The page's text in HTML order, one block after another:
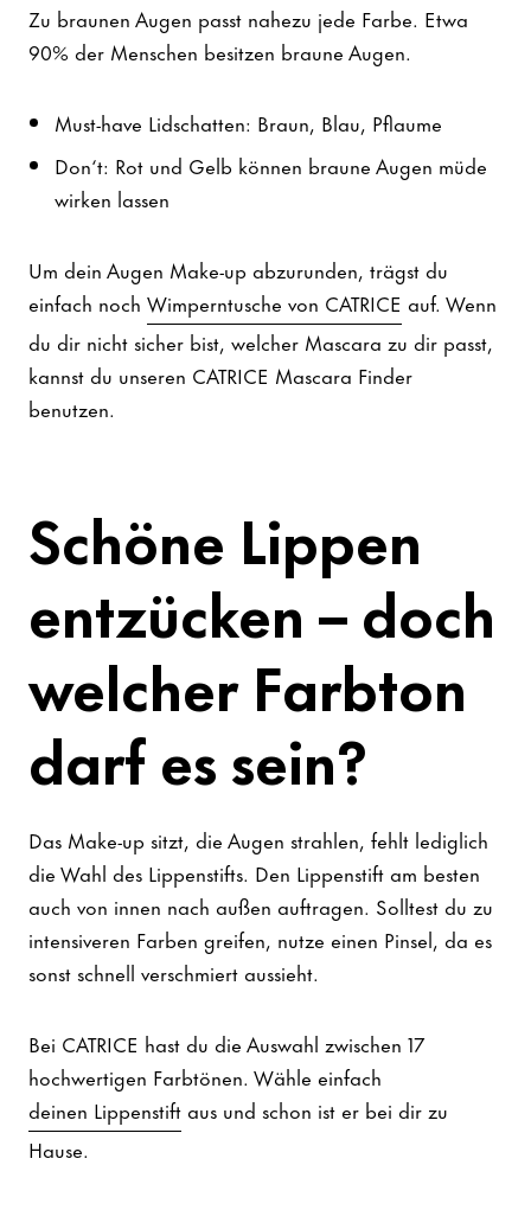
Zu braunen Augen passt nahezu jede Farbe. Etwa
90% der Menschen besitzen braune Augen.
Must-have Lidschatten: Braun, Blau, Pflaume
Don‘t: Rot und Gelb können braune Augen müde
wirken lassen
Um dein Augen Make-up abzurunden, trägst du
einfach noch Wimperntusche von CATRICE auf. Wenn
du dir nicht sicher bist, welcher Mascara zu dir passt,
kannst du unseren CATRICE Mascara Finder
benutzen.
Schöne Lippen
entzücken – doch
welcher Farbton
darf es sein?
Das Make-up sitzt, die Augen strahlen, fehlt lediglich
die Wahl des Lippenstifts. Den Lippenstift am besten
auch von innen nach außen auftragen. Solltest du zu
intensiveren Farben greifen, nutze einen Pinsel, da es
sonst schnell verschmiert aussieht.
Bei CATRICE hast du die Auswahl zwischen 17
hochwertigen Farbtönen. Wähle einfach
deinen Lippenstift aus und schon ist er bei dir zu
Hause.